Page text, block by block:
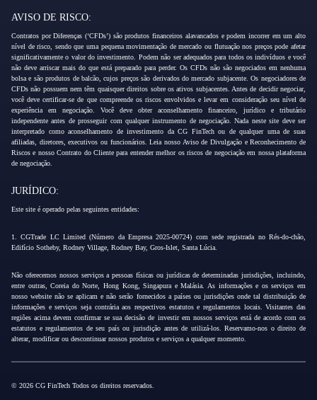
AVISO DE RISCO:
Contratos por Diferenças (‘CFDs’) são produtos financeiros alavancados e podem incorrer em um alto
nível de risco, sendo que uma pequena movimentação de mercado ou flutuação nos preços pode afetar
significativamente o valor do investimento. Podem não ser adequados para todos os indivíduos e você
não deve arriscar mais do que está preparado para perder. Os CFDs não são negociados em nenhuma
bolsa e são produtos de balcão, cujos preços são derivados do mercado subjacente. Os negociadores de
CFDs não possuem nem têm quaisquer direitos sobre os ativos subjacentes. Antes de decidir negociar,
você deve certificar-se de que compreende os riscos envolvidos e levar em consideração seu nível de
experiência em negociação. Você deve obter aconselhamento financeiro, jurídico e tributário
independente antes de prosseguir com qualquer instrumento de negociação. Nada neste site deve ser
interpretado como aconselhamento de investimento da CG FinTech ou de qualquer uma de suas
afiliadas, diretores, executivos ou funcionários. Leia nosso Aviso de Divulgação e Reconhecimento de
Riscos e nosso Contrato do Cliente para entender melhor os riscos de negociação em nossa plataforma
de negociação.
JURÍDICO:
Este site é operado pelas seguintes entidades:
1. CGTrade LC Limited (Número da Empresa 2025-00724) com sede registrada no Rés-do-chão,
Edifício Sotheby, Rodney Village, Rodney Bay, Gros-Islet, Santa Lúcia.
Não oferecemos nossos serviços a pessoas físicas ou jurídicas de determinadas jurisdições, incluindo,
entre outras, Coreia do Norte, Hong Kong, Singapura e Malásia. As informações e os serviços em
nosso website não se aplicam e não serão fornecidos a países ou jurisdições onde tal distribuição de
informações e serviços seja contrária aos respectivos estatutos e regulamentos locais. Visitantes das
regiões acima devem confirmar se sua decisão de investir em nossos serviços está de acordo com os
estatutos e regulamentos de seu país ou jurisdição antes de utilizá-los. Reservamo-nos o direito de
alterar, modificar ou descontinuar nossos produtos e serviços a qualquer momento.
© 2026 CG FinTech Todos os direitos reservados.